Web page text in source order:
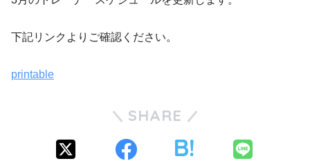
下記リンクよりご確認ください。
printable
SHARE